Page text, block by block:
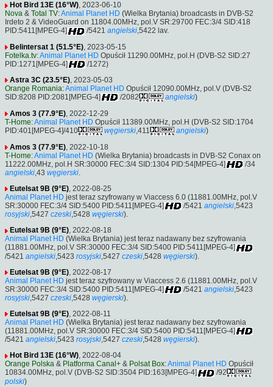
Hot Bird 13E (16°W), 2023-06-10
Nova & Total TV:Animal Planet HD (Wielka Brytania) broadcasts in DVB-S2
Irdeto 2 & VideoGuard on 11804.00MHz, pol.V SR:29700 FEC:3/4 SID:418
PID:5411[MPEG-4]
/5421 angielski,5422 lav.
Belintersat 1 (51.5°E) , 2023-05-15
Fotelka.tv:Animal Planet HD Opuścił 11290.00MHz, pol.H (DVB-S2 SID:27
PID:1271[MPEG-4]
/1272)
Astra 3C (23.5°E), 2023-05-03
Orange Romania:Animal Planet HD Opuścił 12090.00MHz, pol.V (DVB-S2
SID:8208 PID:2081[MPEG-4]
/2082 angielski)
Amos 3 (77.9°E), 2022-12-29
T-Home:Animal Planet HD Opuścił 11389.00MHz, pol.H (DVB-S2 SID:1704
PID:401[MPEG-4]/410
węgierski,411 angielski)
Amos 3 (77.9°E) , 2022-10-18
T-Home:Animal Planet HD (Wielka Brytania) broadcasts in DVB-S2 Conax on
11222.00MHz, pol.H SR:30000 FEC:3/4 SID:1304 PID:54[MPEG-4]
/34
angielski,43 węgierski.
Eutelsat 9B (9°E), 2022-08-25
Animal Planet HD jest teraz szyfrowany w Viaccess 6.0 (11881.00MHz, pol.V
SR:30000 FEC:3/4 SID:5400 PID:5411[MPEG-4]
/5421 angielski,5423
rosyjski,5427 czeski,5428 węgierski).
Eutelsat 9B (9°E), 2022-08-18
Animal Planet HD (Wielka Brytania) jest teraz nadawany bez szyfrowania
(11881.00MHz, pol.V SR:30000 FEC:3/4 SID:5400 PID:5411[MPEG-4]
/5421 angielski ,5423 rosyjski ,5427 czeski ,5428 węgierski).
Eutelsat 9B (9°E) , 2022-08-17
Animal Planet HD jest teraz szyfrowany w Viaccess 2.6 (11881.00MHz, pol.V
SR:30000 FEC:3/4 SID:5400 PID:5411[MPEG-4]
/5421 angielski ,5423
rosyjski,5427 czeski,5428 węgierski).
Eutelsat 9B (9°E), 2022-08-11
Animal Planet HD (Wielka Brytania) jest teraz nadawany bez szyfrowania
(11881.00MHz, pol.V SR:30000 FEC:3/4 SID:5400 PID:5411[MPEG-4]
/5421 angielski,5423 rosyjski,5427 czeski,5428 węgierski).
Hot Bird 13E (16°W), 2022-08-04
Orange Polska & Platforma Canal+ & Polsat Box:Animal Planet HD Opuścił
10834.00MHz, pol.V (DVB-S2 SID:3504 PID:163[MPEG-4]
/92
polski)